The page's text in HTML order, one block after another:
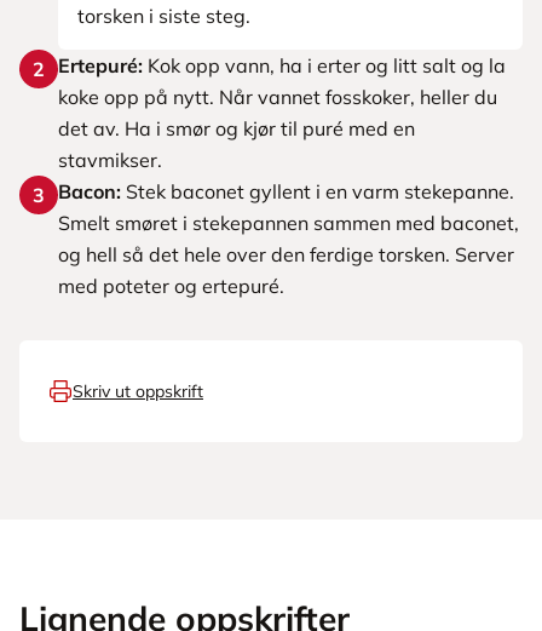
torsken i siste steg.
2 Ertepuré: Kok opp vann, ha i erter og litt salt og la
koke opp på nytt. Når vannet fosskoker, heller du
det av. Ha i smør og kjør til puré med en
stavmikser.
3
Bacon: Stek baconet gyllent i en varm stekepanne.
Smelt smøret i stekepannen sammen med baconet,
og hell så det hele over den ferdige torsken. Server
med poteter og ertepuré.
Skriv ut oppskrift
Lignende oppskrifter